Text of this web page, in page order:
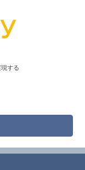
する